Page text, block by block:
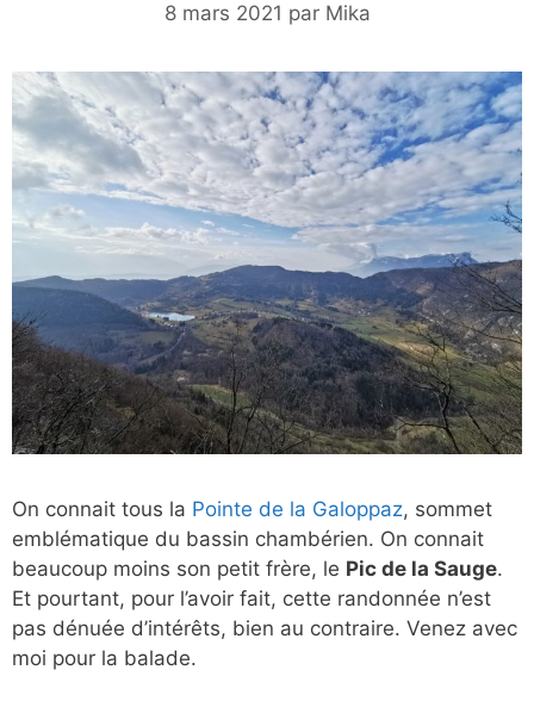
8 mars 2021 par Mika
On connait tous la Pointe de la Galoppaz, sommet
emblématique du bassin chambérien. On connait
beaucoup moins son petit frère, le Pic de la Sauge.
Et pourtant, pour l’avoir fait, cette randonnée n’est
pas dénuée d’intérêts, bien au contraire. Venez avec
moi pour la balade.